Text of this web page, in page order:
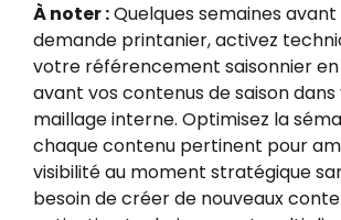
À noter :Quelques semaines avant
demande printanier, activez
votre référencement saisonnier
avant vos contenus de saison
maillage interne. Optimisez la
chaque contenu pertinent pour
visibilité au moment stratégique
besoin de créer de nouveaux